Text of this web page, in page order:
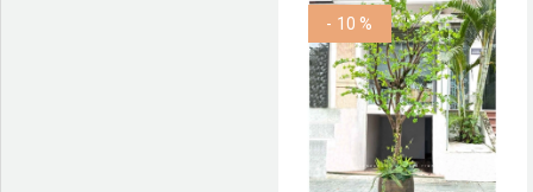
- 10 %